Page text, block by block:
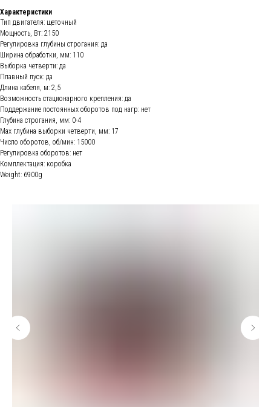
Характеристики
Тип двигателя: щеточный
Мощность, Вт: 2150
Регулировка глубины строгания: да
Ширина обработки, мм: 110
Выборка четверти: да
Плавный пуск: да
Длина кабеля, м: 2,5
Возможность стационарного крепления: да
Поддержание постоянных оборотов под нагр: нет
Глубина строгания, мм: 0-4
Мах глубина выборки четверти, мм: 17
Число оборотов, об/мин: 15000
Регулировка оборотов: нет
Комплектация: коробка
Weight: 6900g